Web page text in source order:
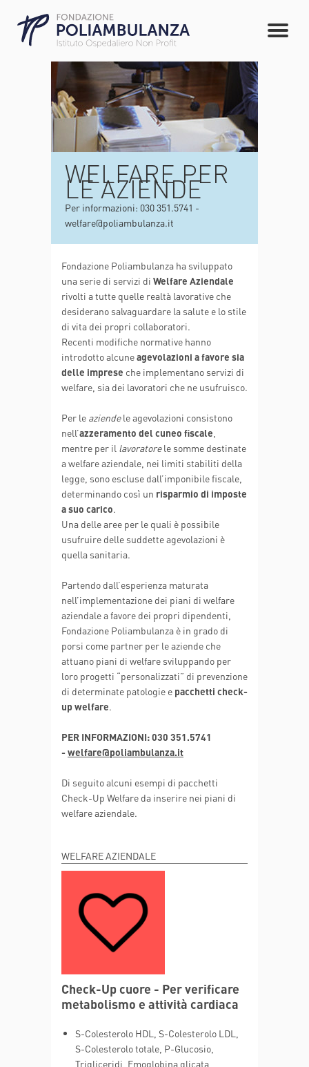
WELFARE PER
LE AZIENDE
Per informazioni: 030 351.5741 -
welfare@poliambulanza.it
Fondazione Poliambulanza ha sviluppato
una serie di servizi di Welfare Aziendale
rivolti a tutte quelle realtà lavorative che
desiderano salvaguardare la salute e lo stile
di vita dei propri collaboratori.
Recenti modifiche normative hanno
introdotto alcuneagevolazioni a favore sia
delle imprese che implementano servizi di
welfare, sia dei lavoratori che ne usufruisco.
Per le aziendele agevolazioni consistono
nell’azzeramento del cuneo fiscale
mentre per il lavoratorele somme destinate
a welfare aziendale, nei limiti stabiliti della
legge, sono escluse dall’imponibile fiscale,
determinando così un risparmio di imposte
a suo carico.
Una delle aree per le quali è possibile
usufruire delle suddette agevolazioni è
quella sanitaria.
Partendo dall’esperienza maturata
nell’implementazione dei piani di welfare
aziendale a favore dei propri dipendenti,
Fondazione Poliambulanza è in grado di
porsi come partner per le aziende che
attuano piani di welfare sviluppando per
loro progetti “personalizzati” di prevenzione
di determinate patologie e pacchetti check-
up welfare.
PER INFORMAZIONI: 030 351.5741
-welfare@poliambulanza.it
Di seguito alcuni esempi di pacchetti
Check-Up Welfare da inserire nei piani di
welfare aziendale.
WELFARE AZIENDALE
Check-Up cuore - Per verificare
metabolismo e attività cardiaca
S-Colesterolo HDL, S-Colesterolo LDL,
S-Colesterolo totale, P-Glucosio,
Trigliceridi, Emoglobina glicata,